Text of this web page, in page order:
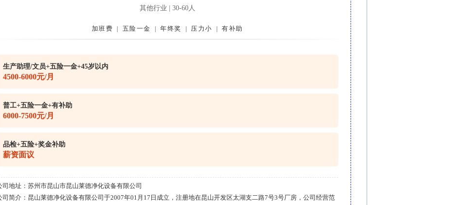
其他行业 | 30-60人
加班费 | 五险一金 | 年终奖 | 压力小 | 有补助
生产助理/文员+五险一金+45岁以内
4500-6000元/月
普工+五险一金+有补助
6000-7500元/月
品检+五险+奖金补助
薪资面议
司地址： 苏州市昆山市昆山莱德净化设备有限公司
司简介： 昆山莱德净化设备有限公司于2007年01月17日成立，注册地在昆山开发区太湖支二路7号3号厂房，公司经营范